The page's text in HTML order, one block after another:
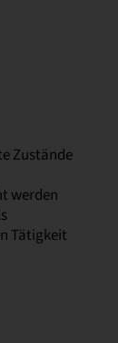
Zustände
werden
Tätigkeit